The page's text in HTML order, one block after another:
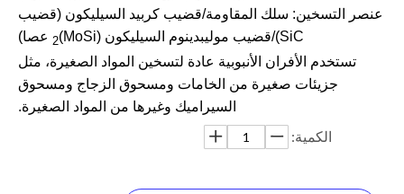
عنصر التسخين: سلك المقاومة/قضيب كربيد السيليكون (قضيب
SiC)/قضيب موليبدينوم السيليكون (MoSi)
2 عصا)
تستخدم الأفران الأنبوبية عادة لتسخين المواد الصغيرة، مثل
جزيئات صغيرة من الخامات ومسحوق الزجاج ومسحوق
السيراميك وغيرها من المواد الصغيرة.
الكمية: